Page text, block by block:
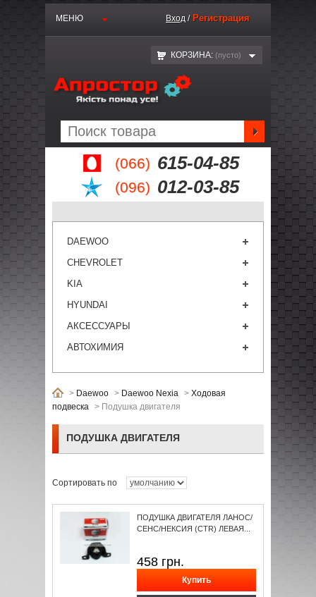
(066) 615-04-85
(096) 012-03-85
МЕНЮ Вход / Регистрация
КОРЗИНА: (пустo)
DAEWOO
CHEVROLET
KIA
HYUNDAI
АКСЕССУАРЫ
АВТОХИМИЯ
> Daewoo > Daewoo Nexia > Ходовая
подвеска > Подушка двигателя
ПОДУШКА ДВИГАТЕЛЯ
Сортировать по
ПОДУШКА ДВИГАТЕЛЯ ЛАНОС/
СЕНС/НЕКСИЯ (CTR) ЛЕВАЯ...
458 грн.